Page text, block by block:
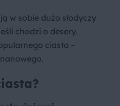
w sobie dużo słodyczy
chodzi o desery.
ciasta –